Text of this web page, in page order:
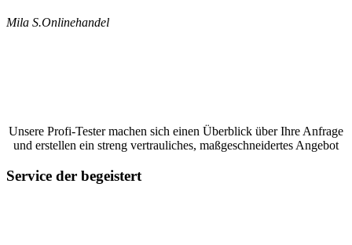
Mila S.Onlinehandel
Unsere Profi-Tester machen sich einen Überblick über Ihre Anfrage
und erstellen ein streng vertrauliches, maßgeschneidertes Angebot
Service der begeistert